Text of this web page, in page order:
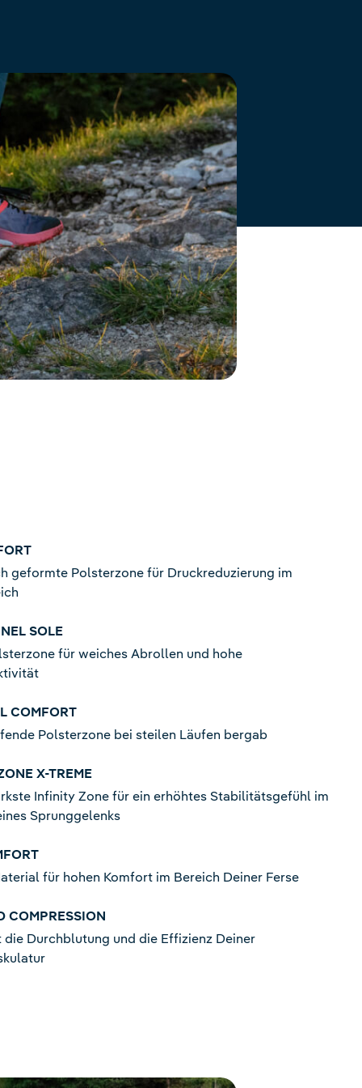
geformte Polsterzone für Druckreduzierung im
SOLE
für weiches Abrollen und hohe
COMFORT
Polsterzone bei steilen Läufen bergab
X-TREME
Infinity Zone für ein erhöhtes Stabilitätsgefühl im
Sprunggelenks
für hohen Komfort im Bereich Deiner Ferse
COMPRESSION
die Durchblutung und die Effizienz Deiner